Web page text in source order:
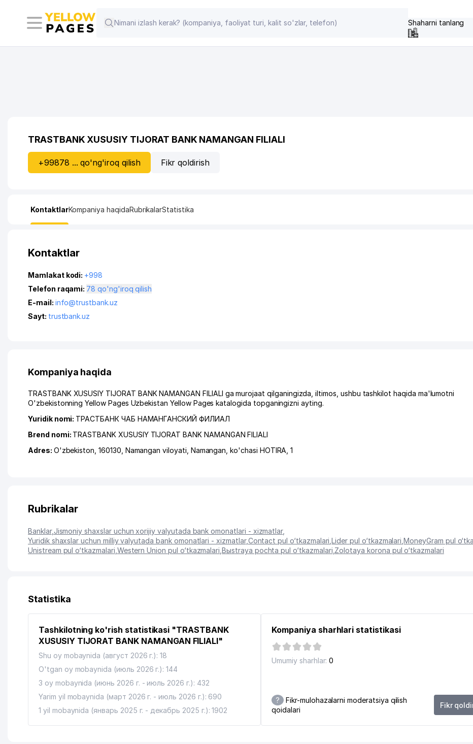
Shaharni tanlang
TRASTBANK XUSUSIY TIJORAT BANK NAMANGAN FILIALI
+99878 ... qo'ng'iroq qilish Fikr qoldirish
KontaktlarKompaniya haqidaRubrikalarStatistika
Kontaktlar
Mamlakat kodi: +998
Telefon raqami:
78 qo'ng'iroq qilish
E-mail: info@trustbank.uz
Sayt: trustbank.uz
Kompaniya haqida
TRASTBANK XUSUSIY TIJORAT BANK NAMANGAN FILIALI ga murojaat qilganingizda, iltimos, ushbu tashkilot haqida ma'lumotni
O'zbekistonning Yellow Pages Uzbekistan Yellow Pages katalogida topganingizni ayting.
Yuridik nomi: ТРАСТБАНК ЧАБ НАМАНГАНСКИЙ ФИЛИАЛ
Brend nomi: TRASTBANK XUSUSIY TIJORAT BANK NAMANGAN FILIALI
Adres: O'zbekiston, 160130, Namangan viloyati Namangan ,ko'chasi HOTIRA , 1
Rubrikalar
Banklar,Jismoniy shaxslar uchun xorijiy valyutada bank omonatlari - xizmatlar,
Yuridik shaxslar uchun milliy valyutada bank omonatlari - xizmatlar,Contact pul o‘tkazmalari ,Lider pul o‘tkazmalari ,MoneyGram pul
Unistream pul o‘tkazmalari Western Union pul o‘tkazmalari ,Bыstraya pochta pul o‘tkazmalari Zolotaya korona pul o‘tkazmalari
Statistika
Tashkilotning ko'rish statistikasi "TRASTBANK
XUSUSIY TIJORAT BANK NAMANGAN FILIALI"
Shu oy mobaynida (август 2026 г.): 18
O'tgan oy mobaynida (июль 2026 г.): 144
3 oy mobaynida (июнь 2026 г. - июль 2026 г.): 432
Yarim yil mobaynida (март 2026 г. - июль 2026 г.): 690
1 yil mobaynida (январь 2025 г. - декабрь 2025 г.): 1902
Kompaniya sharhlari statistikasi
Umumiy sharhlar: 0
?
Fikr-mulohazalarni moderatsiya qilish
qoidalari
Fikr